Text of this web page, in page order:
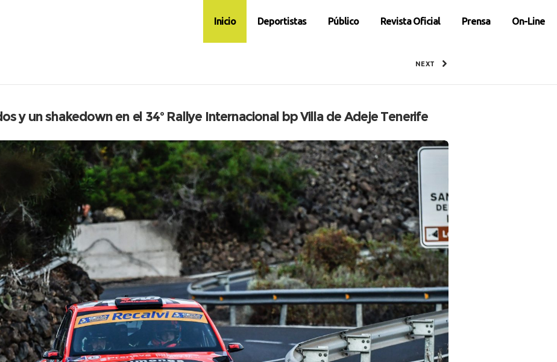
Inicio Deportistas Público Revista Oficial Prensa On-Line
NEXT
y un shakedown en el 34º Rallye Internacional bp Villa de Adeje Tenerife